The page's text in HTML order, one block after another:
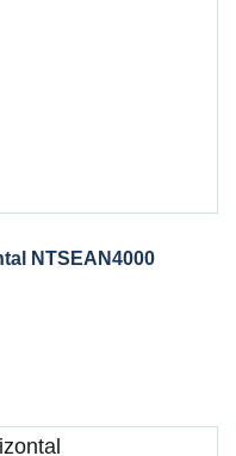
NTSEAN4000